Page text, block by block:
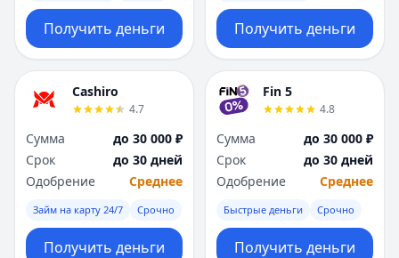
Получить деньги Получить деньги
Cashiro
4.7
Сумма
до 30 000 ₽
Срок
до 30 дней
Одобрение
Среднее
Займ на карту 24/7 Срочно
Получить деньги
Fin 5
4.8
Сумма
до 30 000 ₽
Срок
до 30 дней
Одобрение
Среднее
Быстрые деньги Срочно
Получить деньги